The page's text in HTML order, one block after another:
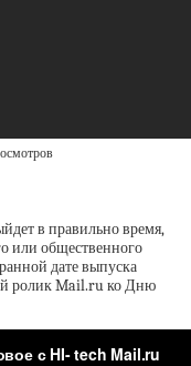
в правильно время,
или общественного
дате выпуска
ролик Mail.ru ко Дню